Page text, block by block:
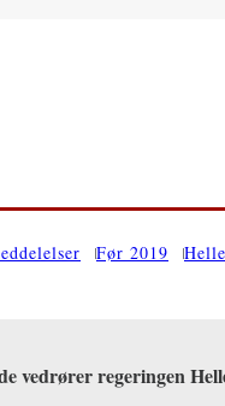
Før 2019
vedrører regeringen